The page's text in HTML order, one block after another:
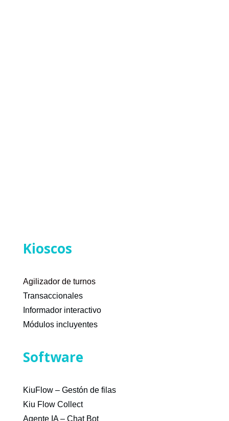
Kioscos
Agilizador de turnos
Transaccionales
Informador interactivo
Módulos incluyentes
Software
KiuFlow – Gestón de filas
Kiu Flow Collect
Agente IA – Chat Bot